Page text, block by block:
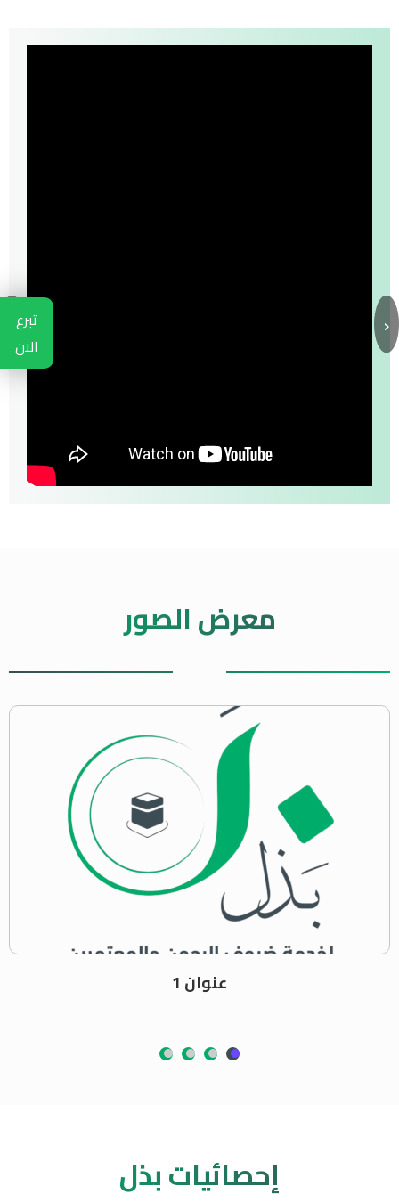
تبرع
الان
معرض الصور
عنوان 1
‹
إحصائيات بذل